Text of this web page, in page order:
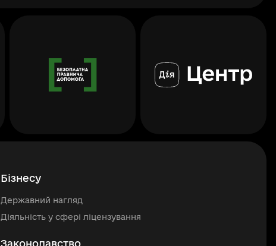
Бізнесу
Державний нагляд
Діяльність у сфері ліцензування
Законодавство